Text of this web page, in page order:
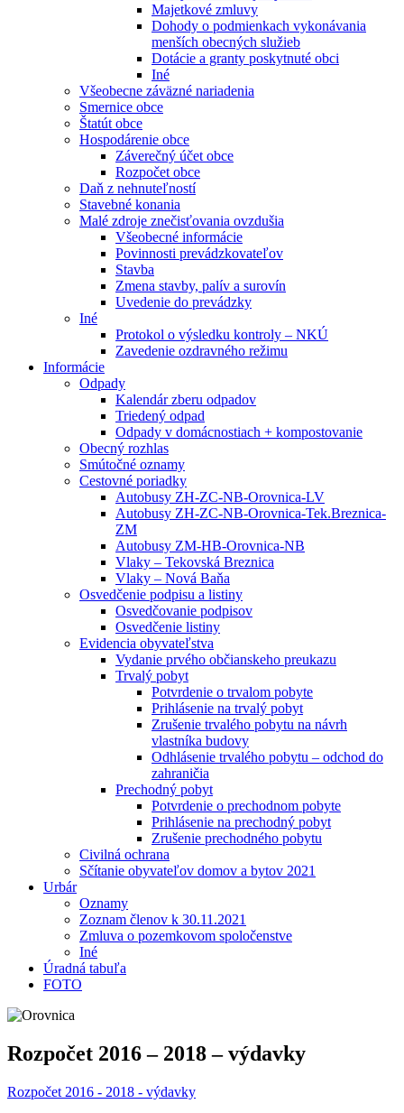
Majetkové zmluvy
Dohody o podmienkach vykonávania
menších obecných služieb
Dotácie a granty poskytnuté obci
Iné
Všeobecne záväzné nariadenia
Smernice obce
Štatút obce
Hospodárenie obce
Záverečný účet obce
Rozpočet obce
Daň z nehnuteľností
Stavebné konania
Malé zdroje znečisťovania ovzdušia
Všeobecné informácie
Povinnosti prevádzkovateľov
Stavba
Zmena stavby, palív a surovín
Uvedenie do prevádzky
Iné
Protokol o výsledku kontroly – NKÚ
Zavedenie ozdravného režimu
Informácie
Odpady
Kalendár zberu odpadov
Triedený odpad
Odpady v domácnostiach + kompostovanie
Obecný rozhlas
Smútočné oznamy
Cestovné poriadky
Autobusy ZH-ZC-NB-Orovnica-LV
Autobusy ZH-ZC-NB-Orovnica-Tek.Breznica-
ZM
Autobusy ZM-HB-Orovnica-NB
Vlaky – Tekovská Breznica
Vlaky – Nová Baňa
Osvedčenie podpisu a listiny
Osvedčovanie podpisov
Osvedčenie listiny
Evidencia obyvateľstva
Vydanie prvého občianskeho preukazu
Trvalý pobyt
Potvrdenie o trvalom pobyte
Prihlásenie na trvalý pobyt
Zrušenie trvalého pobytu na návrh
vlastníka budovy
Odhlásenie trvalého pobytu – odchod do
zahraničia
Prechodný pobyt
Potvrdenie o prechodnom pobyte
Prihlásenie na prechodný pobyt
Zrušenie prechodného pobytu
Civilná ochrana
Sčítanie obyvateľov domov a bytov 2021
Urbár
Oznamy
Zoznam členov k 30.11.2021
Zmluva o pozemkovom spoločenstve
Iné
Úradná tabuľa
FOTO
Rozpočet 2016 – 2018 – výdavky
Rozpočet 2016 - 2018 - výdavky